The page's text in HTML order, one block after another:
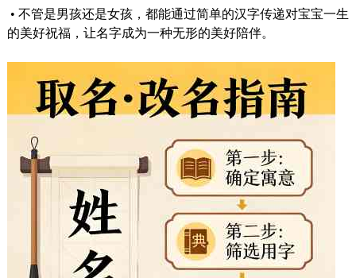
• 不管是男孩还是女孩，都能通过简单的汉字传递对宝宝一生
的美好祝福，让名字成为一种无形的美好陪伴。